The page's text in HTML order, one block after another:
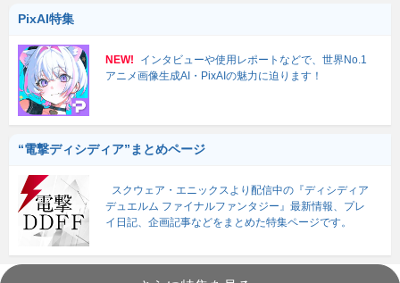
PixAI特集
NEW!
インタビューや使用レポートなどで、世界No.1
アニメ画像生成AI・PixAIの魅力に迫ります！
“電撃ディシディア”まとめページ
スクウェア・エニックスより配信中の『ディシディア
デュエルム ファイナルファンタジー』最新情報、プレ
イ日記、企画記事などをまとめた特集ページです。